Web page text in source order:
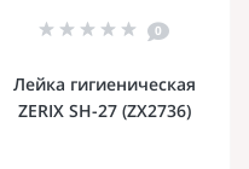
0
Лейка гигиеническая
ZERIX SH-27 (ZX2736)